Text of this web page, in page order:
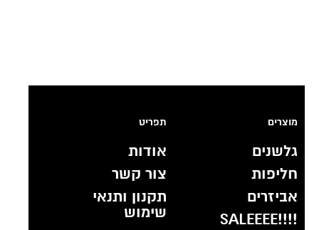
מוצרים
גלשנים
חליפות
אביזרים
!!!!SALEEEE
תפריט
אודות
צור קשר
תקנון ותנאי
שימוש